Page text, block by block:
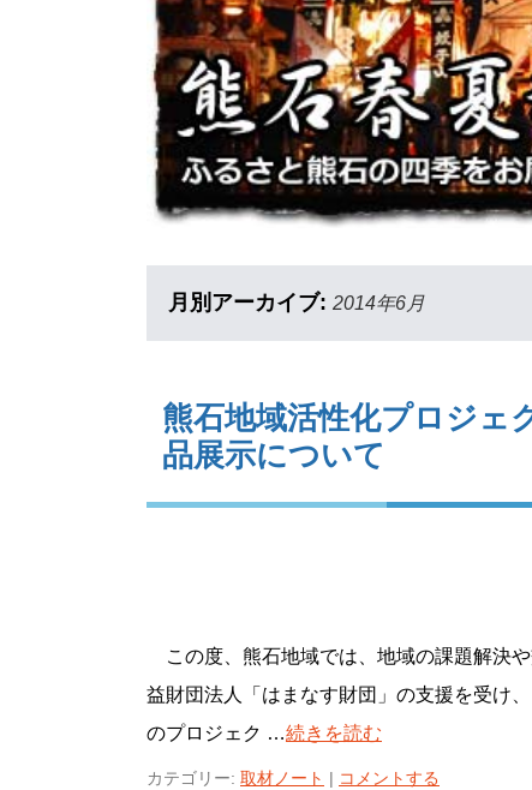
月別アーカイブ: 2014年6月
熊石地域活性化プロジェ
品展示について
この度、熊石地域では、地域の課題解決
益財団法人「はまなす財団」の支援を受け
のプロジェク …続きを読む
カテゴリー: 取材ノート | コメントする